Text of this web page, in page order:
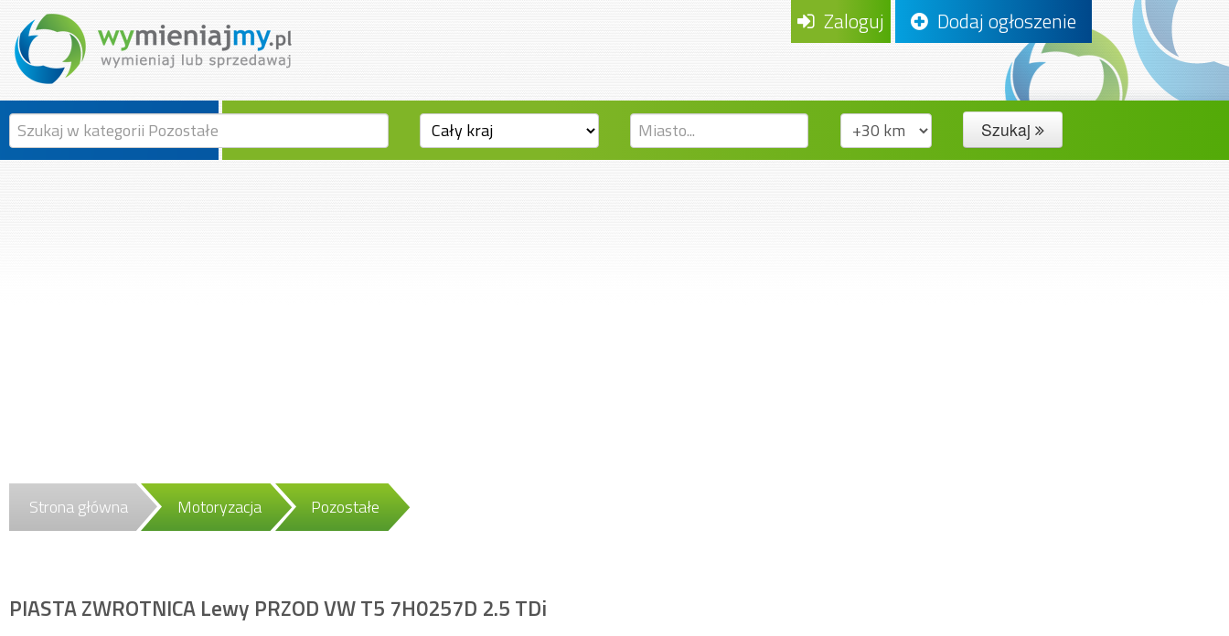
Zaloguj Dodaj ogłoszenie
Szukaj
Strona główna Motoryzacja Pozostałe
PIASTA ZWROTNICA Lewy PRZOD VW T5 7H0257D 2.5 TDi